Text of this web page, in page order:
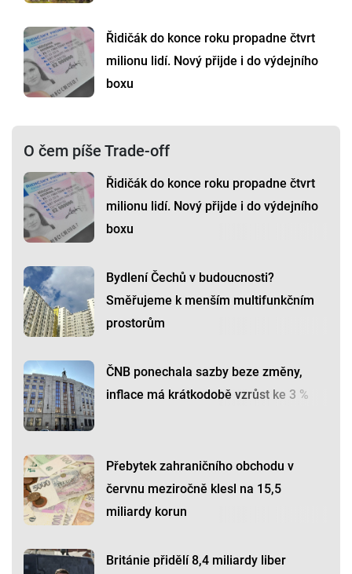
Řidičák do konce roku propadne čtvrt
milionu lidí. Nový přijde i do výdejního
boxu
O čem píše Trade-off
Řidičák do konce roku propadne čtvrt
milionu lidí. Nový přijde i do výdejního
boxu
Bydlení Čechů v budoucnosti?
Směřujeme k menším multifunkčním
prostorům
ČNB ponechala sazby beze změny,
inflace má krátkodobě vzrůst ke 3 %
Přebytek zahraničního obchodu v
červnu meziročně klesl na 15,5
miliardy korun
Británie přidělí 8,4 miliardy liber